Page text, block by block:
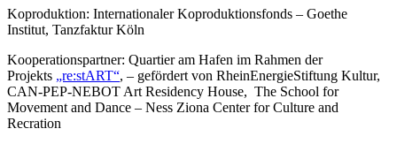
Koproduktion: Internationaler Koproduktionsfonds – Goethe
Institut, Tanzfaktur Köln
Kooperationspartner: Quartier am Hafen im Rahmen der
Projekts „re:stART“, – gefördert von RheinEnergieStiftung Kultur,
CAN-PEP-NEBOT Art Residency House, The School for
Movement and Dance – Ness Ziona Center for Culture and
Recration